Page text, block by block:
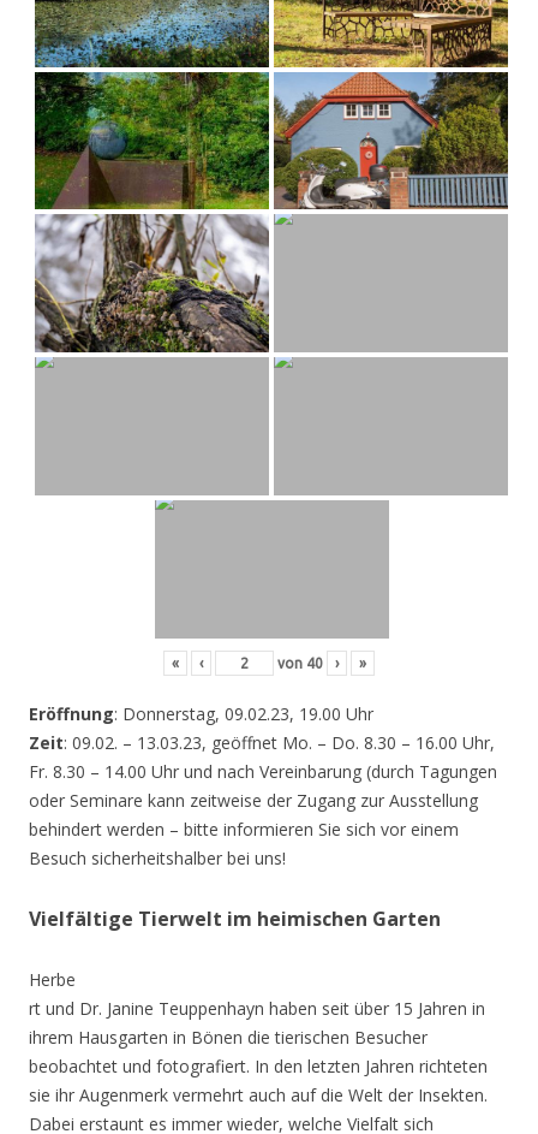
« ‹ von 40 › »
Eröffnung: Donnerstag, 09.02.23, 19.00 Uhr
Zeit: 09.02. – 13.03.23, geöffnet Mo. – Do. 8.30 – 16.00 Uhr,
Fr. 8.30 – 14.00 Uhr und nach Vereinbarung (durch Tagungen
oder Seminare kann zeitweise der Zugang zur Ausstellung
behindert werden – bitte informieren Sie sich vor einem
Besuch sicherheitshalber bei uns!
Vielfältige Tierwelt im heimischen Garten
Herbe
rt und Dr. Janine Teuppenhayn haben seit über 15 Jahren in
ihrem Hausgarten in Bönen die tierischen Besucher
beobachtet und fotografiert. In den letzten Jahren richteten
sie ihr Augenmerk vermehrt auch auf die Welt der Insekten.
Dabei erstaunt es immer wieder, welche Vielfalt sich